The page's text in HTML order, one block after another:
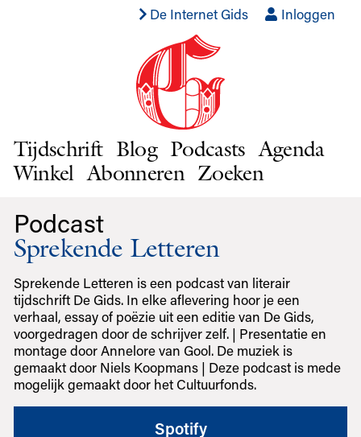
De Internet Gids Inloggen
Tijdschrift Blog Podcasts Agenda
Winkel Abonneren Zoeken
Podcast
Sprekende Letteren
Sprekende Letteren is een podcast van literair
tijdschrift De Gids. In elke aflevering hoor je een
verhaal, essay of poëzie uit een editie van De Gids,
voorgedragen door de schrijver zelf. | Presentatie en
montage door Annelore van Gool. De muziek is
gemaakt door Niels Koopmans | Deze podcast is mede
mogelijk gemaakt door het Cultuurfonds.
Spotify